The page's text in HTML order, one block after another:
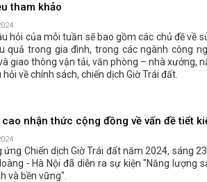
tham khảo
hỏi của mỗi tuần sẽ bao gồm các chủ đề về
quả trong gia đình, trong các ngành công
giao thông vận tải, văn phòng – nhà xưởng,
hỏi về chính sách, chiến dịch Giờ Trái đất.
cao nhận thức cộng đồng về vấn đề tiết
ứng Chiến dịch Giờ Trái đất năm 2024, sáng
- Hà Nội đã diễn ra sự kiện "Năng lượng
và bền vững".